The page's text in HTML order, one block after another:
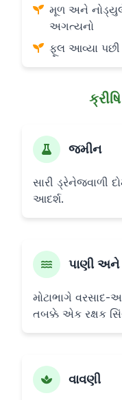
મૂળ અને
અગત્યનો
ફૂલ આવ્યા પછી
જમીન
સારી ડ્રેનેજવાળી
આદર્શ.
પાણી અને
મોટાભાગે વરસાદ-
તબક્કે એક રક્ષક
વાવણી